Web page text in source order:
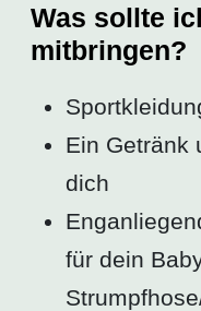
Was sollte
mitbringen?
Ein Getränk
dich
für dein